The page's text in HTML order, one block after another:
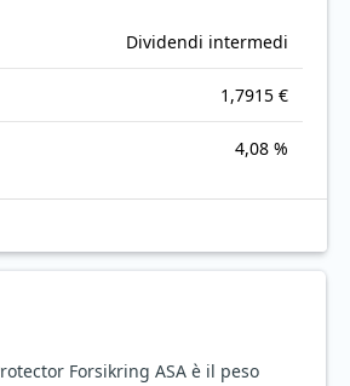
Dividendi intermedi
1,7915 €
4,08 %
Forsikring ASA è il peso